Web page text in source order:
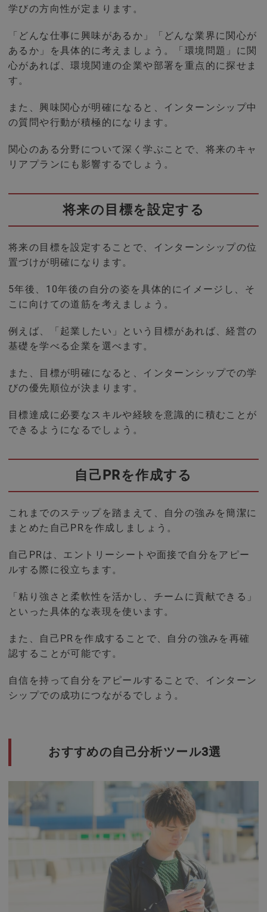
学びの方向性が定まります。
「どんな仕事に興味があるか」「どんな業界に関心が
あるか」を具体的に考えましょう。「環境問題」に関
心があれば、環境関連の企業や部署を重点的に探せま
す。
また、興味関心が明確になると、インターンシップ中
の質問や行動が積極的になります。
関心のある分野について深く学ぶことで、将来のキャ
リアプランにも影響するでしょう。
将来の目標を設定する
将来の目標を設定することで、インターンシップの位
置づけが明確になります。
5年後、10年後の自分の姿を具体的にイメージし、そ
こに向けての道筋を考えましょう。
例えば、「起業したい」という目標があれば、経営の
基礎を学べる企業を選べます。
また、目標が明確になると、インターンシップでの学
びの優先順位が決まります。
目標達成に必要なスキルや経験を意識的に積むことが
できるようになるでしょう。
自己PRを作成する
これまでのステップを踏まえて、自分の強みを簡潔に
まとめた自己PRを作成しましょう。
自己PRは、エントリーシートや面接で自分をアピー
ルする際に役立ちます。
「粘り強さと柔軟性を活かし、チームに貢献できる」
といった具体的な表現を使います。
また、自己PRを作成することで、自分の強みを再確
認することが可能です。
自信を持って自分をアピールすることで、インターン
シップでの成功につながるでしょう。
おすすめの自己分析ツール3選